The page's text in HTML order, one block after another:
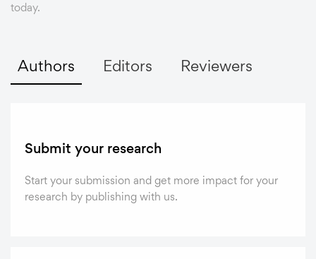
today.
Authors Editors Reviewers
Submit your research
Start your submission and get more impact for your
research by publishing with us.